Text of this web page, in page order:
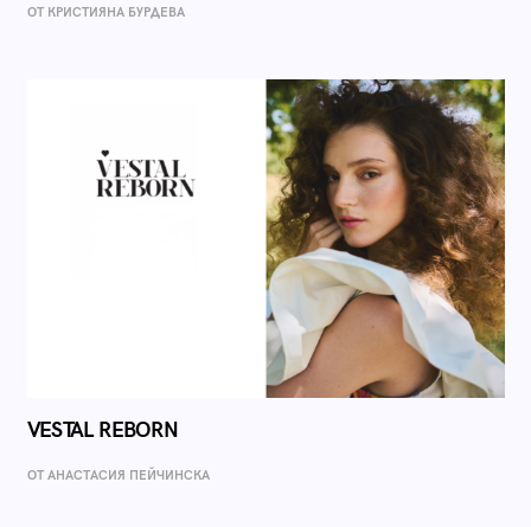
ОТ КРИСТИЯНА БУРДЕВА
VESTAL REBORN
ОТ AНАСТАСИЯ ПЕЙЧИНСКА